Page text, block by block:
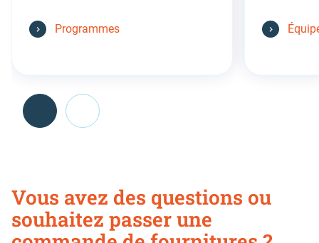
Programmes
before
section
Vous avez des questions ou
souhaitez passer une